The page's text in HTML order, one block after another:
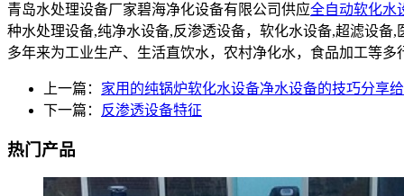
青岛水处理设备厂家碧海净化设备有限公司供应全自动软化水
种水处理设备,纯净水设备,反渗透设备，软化水设备,超滤设
多年来为工业生产、生活直饮水，农村净化水，食品加工等
上一篇： 家用的纯锅炉软化水设备净水设备的技巧分享
下一篇：
反渗透设备特征
热门产品